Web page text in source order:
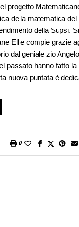
progetto
della matematica del
della Supsi.
Ellie compie grazie
dal geniale zio
passato hanno fatto la
nuova puntata è
0